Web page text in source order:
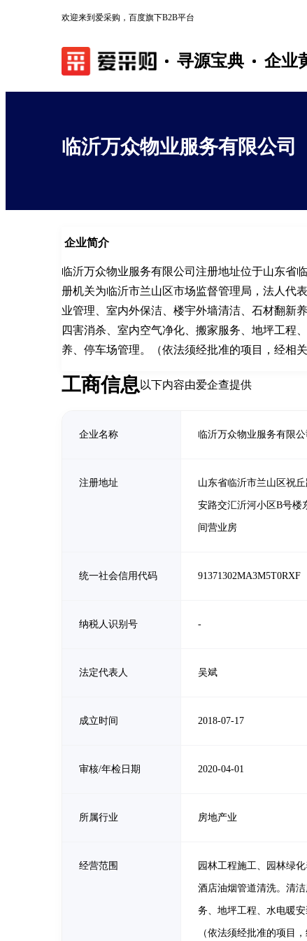
欢迎来到爱采购，百度旗下B2B平台
寻源宝典 企业
临沂万众物业服务有限公司
企业简介
临沂万众物业服务有限公司注册地址位于山东省
册机关为临沂市兰山区市场监督管理局，法人代
业管理、室内外保洁、楼宇外墙清洁、石材翻新
四害消杀、室内空气净化、搬家服务、地坪工程
养、停车场管理。（依法须经批准的项目，经相
工商信息以下内容由爱企查提供
企业名称 临沂万众物业服务有限公
注册地址 山东省临沂市兰山区祝
安路交汇沂河小区B号楼
间营业房
统一社会信用代码 91371302MA3M5T0RXF
纳税人识别号 -
法定代表人 吴斌
成立时间 2018-07-17
审核/年检日期 2020-04-01
所属行业 房地产业
经营范围 园林工程施工、园林绿
酒店油烟管道清洗。清
务、地坪工程、水电暖
（依法须经批准的项目